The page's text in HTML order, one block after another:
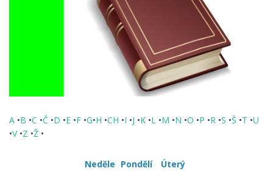
A •B •C •Č •D •E •F •G•H •CH •I •J •K •L •M •N •O •P •R •S •Š •T •U
•V •Z •Ž •
Neděle Pondělí Úterý